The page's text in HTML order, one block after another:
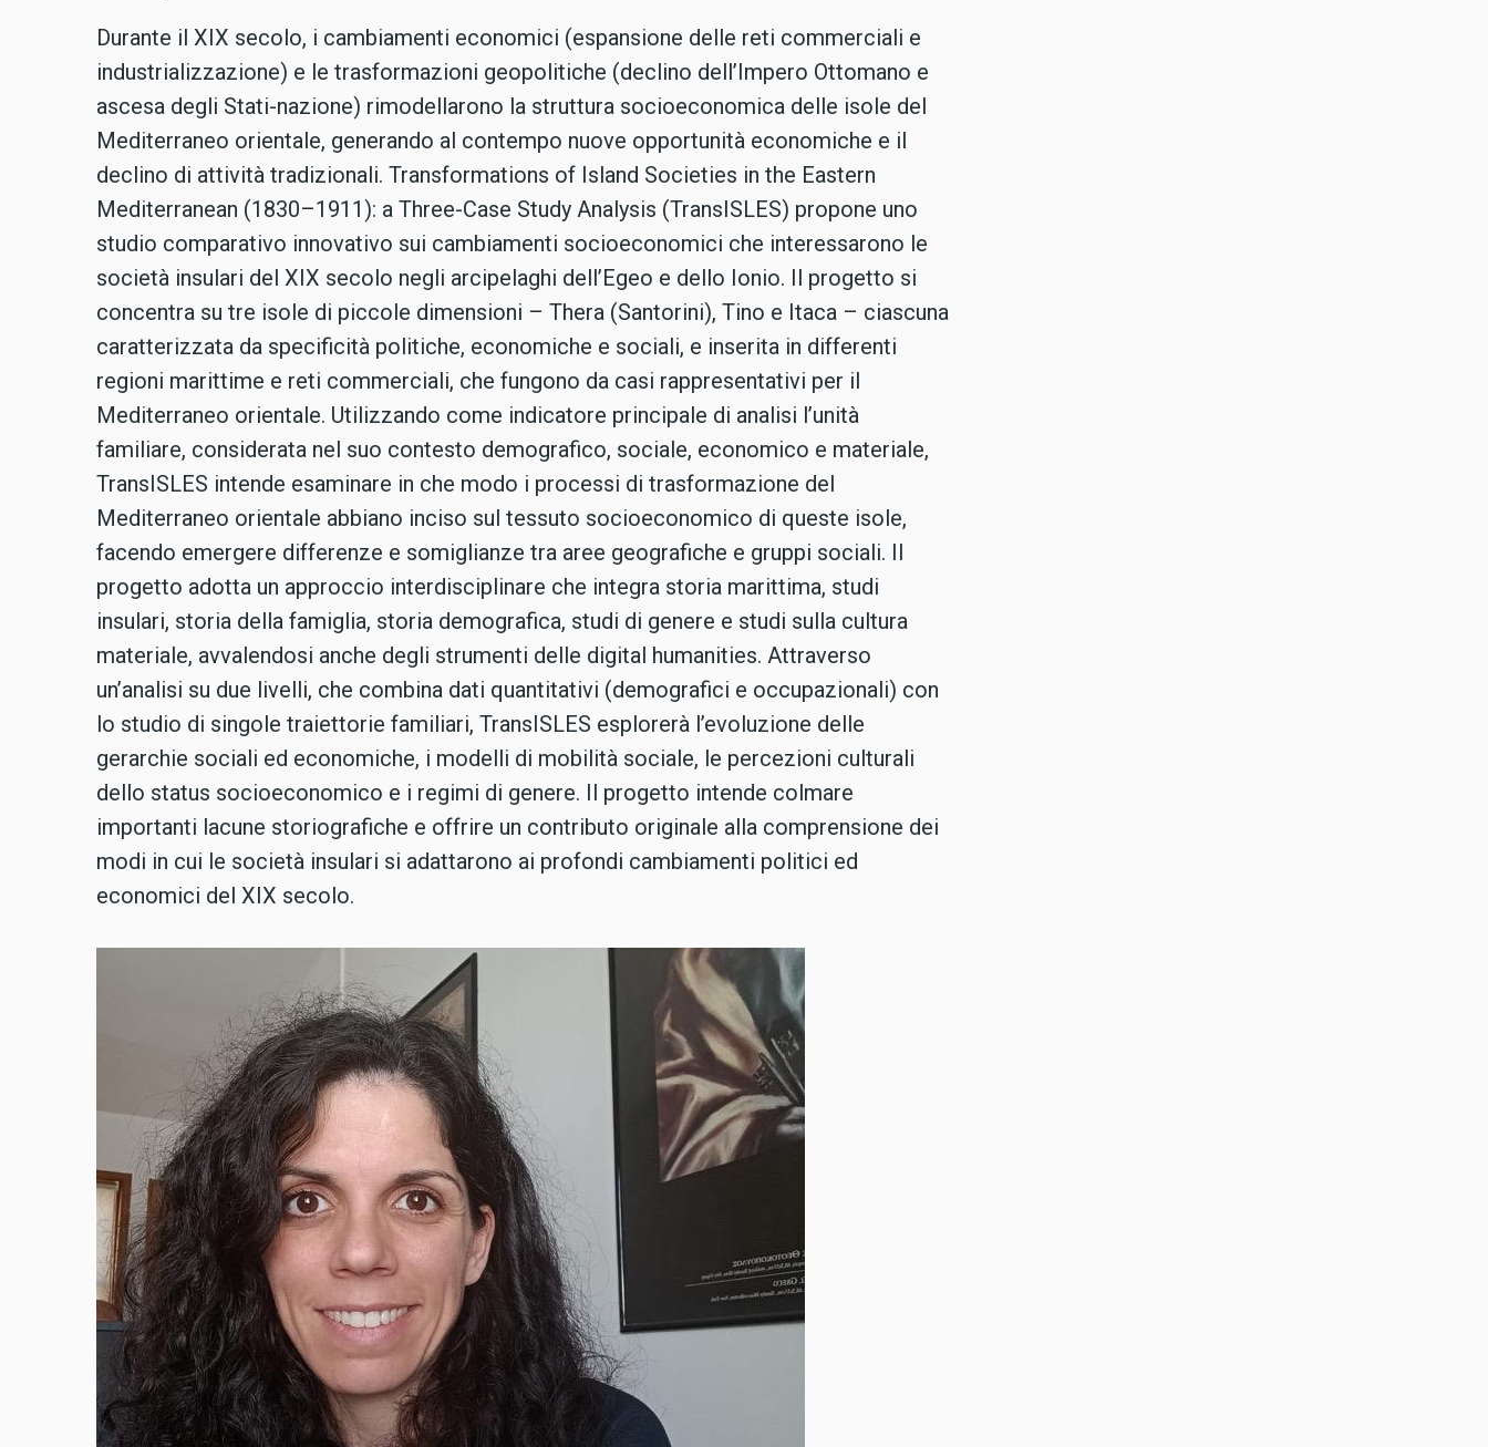
Durante il XIX secolo, i cambiamenti economici (espansione delle reti commerciali e
industrializzazione) e le trasformazioni geopolitiche (declino dell’Impero Ottomano e
ascesa degli Stati-nazione) rimodellarono la struttura socioeconomica delle isole del
Mediterraneo orientale, generando al contempo nuove opportunità economiche e il
declino di attività tradizionali. Transformations of Island Societies in the Eastern
Mediterranean (1830–1911): a Three-Case Study Analysis (TransISLES) propone uno
studio comparativo innovativo sui cambiamenti socioeconomici che interessarono le
società insulari del XIX secolo negli arcipelaghi dell’Egeo e dello Ionio. Il progetto si
concentra su tre isole di piccole dimensioni – Thera (Santorini), Tino e Itaca – ciascuna
caratterizzata da specificità politiche, economiche e sociali, e inserita in differenti
regioni marittime e reti commerciali, che fungono da casi rappresentativi per il
Mediterraneo orientale. Utilizzando come indicatore principale di analisi l’unità
familiare, considerata nel suo contesto demografico, sociale, economico e materiale,
TransISLES intende esaminare in che modo i processi di trasformazione del
Mediterraneo orientale abbiano inciso sul tessuto socioeconomico di queste isole,
facendo emergere differenze e somiglianze tra aree geografiche e gruppi sociali. Il
progetto adotta un approccio interdisciplinare che integra storia marittima, studi
insulari, storia della famiglia, storia demografica, studi di genere e studi sulla cultura
materiale, avvalendosi anche degli strumenti delle digital humanities. Attraverso
un’analisi su due livelli, che combina dati quantitativi (demografici e occupazionali) con
lo studio di singole traiettorie familiari, TransISLES esplorerà l’evoluzione delle
gerarchie sociali ed economiche, i modelli di mobilità sociale, le percezioni culturali
dello status socioeconomico e i regimi di genere. Il progetto intende colmare
importanti lacune storiografiche e offrire un contributo originale alla comprensione dei
modi in cui le società insulari si adattarono ai profondi cambiamenti politici ed
economici del XIX secolo.